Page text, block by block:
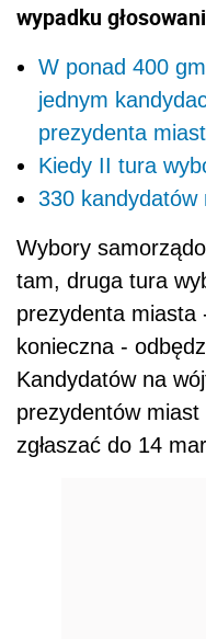
wypadku
W ponad 400
jednym
prezydenta
Kiedy II tura
330 kandydatów
Wybory
tam, druga tura
prezydenta miasta
konieczna -
Kandydatów na
prezydentów miast
zgłaszać do 14